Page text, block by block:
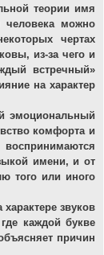
теории имя
человека можно
чертах
из-за чего и
встречный»
на характер
эмоциональный
комфорта и
имени, и от
того или иного
звуков
каждой букве
причин